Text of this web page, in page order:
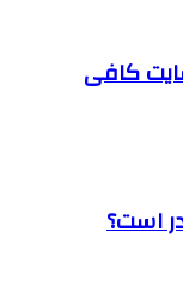
کافی
است؟